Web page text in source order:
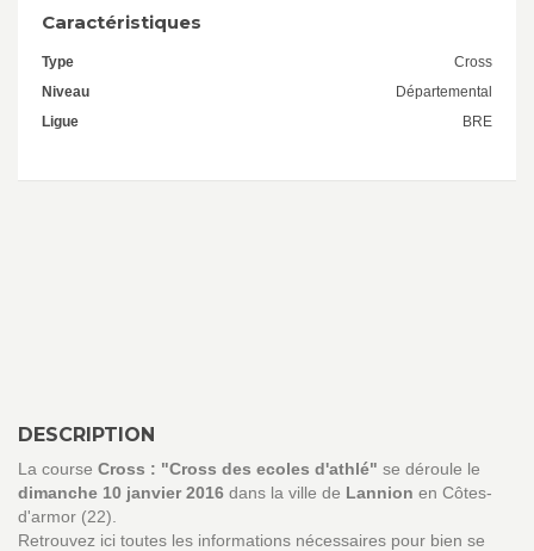
Caractéristiques
Type
Cross
Niveau
Départemental
Ligue
BRE
DESCRIPTION
La course Cross : "Cross des ecoles d'athlé" se déroule le
dimanche 10 janvier 2016 dans la ville de Lannion en Côtes-
d'armor (22).
Retrouvez ici toutes les informations nécessaires pour bien se